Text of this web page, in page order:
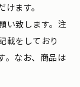
ます。
い致します。注
載をしており
。なお、商品は